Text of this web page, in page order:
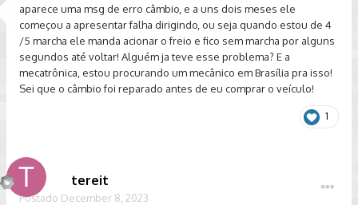
aparece uma msg de erro câmbio, e a uns dois meses ele
começou a apresentar falha dirigindo, ou seja quando estou de 4
/5 marcha ele manda acionar o freio e fico sem marcha por alguns
segundos até voltar! Alguém ja teve esse problema? E a
mecatrônica, estou procurando um mecânico em Brasília pra isso!
Sei que o câmbio foi reparado antes de eu comprar o veículo!
1
tereit
Postado December 8, 2023